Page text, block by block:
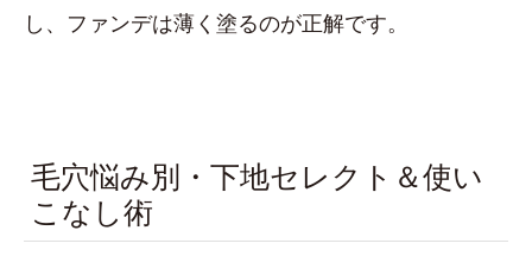
し、ファンデは薄く塗るのが正解です。
毛穴悩み別・下地セレクト＆使い
こなし術